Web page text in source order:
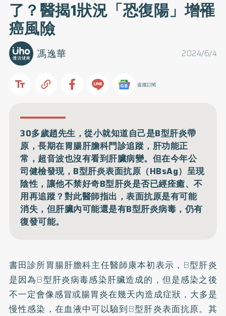
了？醫揭1狀況「恐復陽」增罹
癌風險
2024/6/4
馮逸華
追蹤訂閱
30多歲趙先生，從小就知道自己是B型肝炎帶
原，長期在胃腸肝膽科門診追蹤，肝功能正
常，超音波也沒有看到肝臟病變。但在今年公
司健檢發現，B型肝炎表面抗原（HBsAg）呈現
陰性，讓他不禁好奇B型肝炎是否已經痊癒、不
用再追蹤？對此醫師指出，表面抗原是有可能
消失，但肝臟內可能還是有B型肝炎病毒，仍有
復發可能。
書田診所胃腸肝膽科主任醫師康本初表示，B型肝炎
是因為B型肝炎病毒感染肝臟造成的，但是感染之後
不一定會像感冒或腸胃炎在幾天內造成症狀，大多是
慢性感染，在血液中可以驗到B型肝炎表面抗原。其